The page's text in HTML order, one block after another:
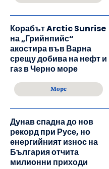
Корабът Arctic Sunrise
на „Грийнпийс“
акостира във Варна
срещу добива на нефт и
газ в Черно море
Море
Дунав спадна до нов
рекорд при Русе, но
енергийният износ на
България отчита
милионни приходи